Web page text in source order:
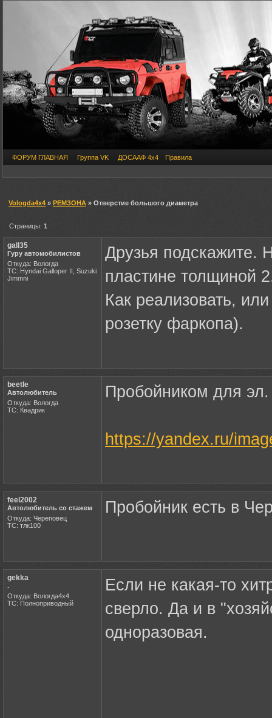
ФОРУМ ГЛАВНАЯ Группа VK ДОСААФ 4х4 Правила
Vologda4x4 » РЕМЗОНА » Отверстие большого диаметра
Страницы:1
gall35
Гуру автомобилистов
Откуда: Вологда
ТС: Hyndai Galloper II, Suzuki
Jimmni
Друзья подскажите.
пластине толщиной
Как реализовать,
розетку фаркопа).
beetle
Автолюбитель
Откуда: Вологда
ТС: Квадрик
Пробойником для
https://yandex.ru/
feel2002
Автолюбитель со стажем
Откуда: Череповец
ТС: тлк100
Пробойник есть в
gekka
.
Откуда: Вологда4х4
ТС: Полноприводный
Если не какая-то
сверло. Да и в
одноразовая.